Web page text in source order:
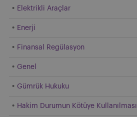
Elektrikli Araçlar
Enerji
Finansal Regülasyon
Genel
Gümrük Hukuku
Hakim Durumun Kötüye Kullanılması